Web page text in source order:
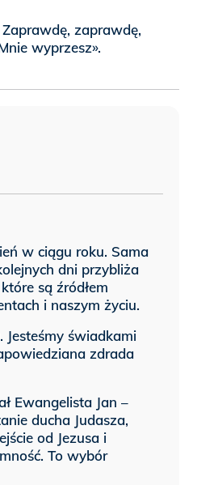
Zaprawdę, zaprawdę,
wyprzesz».
w ciągu roku. Sama
dni przybliża
są źródłem
i naszym życiu.
świadkami
zdrada
Ewangelista Jan –
ducha Judasza,
od Jezusa i
To wybór